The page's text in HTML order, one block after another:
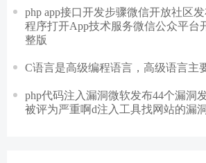
php app接口开发步骤微信开放社区
程序打开App技术服务微信公众平台
整版
C语言是高级编程语言，高级语言主
php代码注入漏洞微软发布44个漏洞
被评为严重啊d注入工具找网站的漏洞